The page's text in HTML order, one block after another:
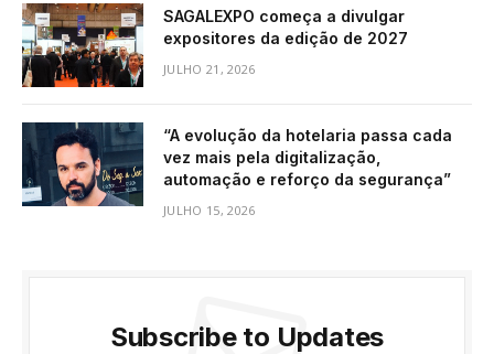
SAGALEXPO começa a divulgar
expositores da edição de 2027
JULHO 21, 2026
“A evolução da hotelaria passa cada
vez mais pela digitalização,
automação e reforço da segurança”
JULHO 15, 2026
Subscribe to Updates